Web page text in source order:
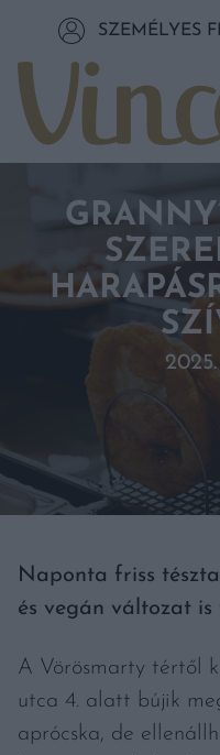
Tovább a tartalomhoz
SZEMÉLYES
Naponta friss
és vegán változat
A Vörösmarty tértől
utca 4. alatt bújik
aprócska, de